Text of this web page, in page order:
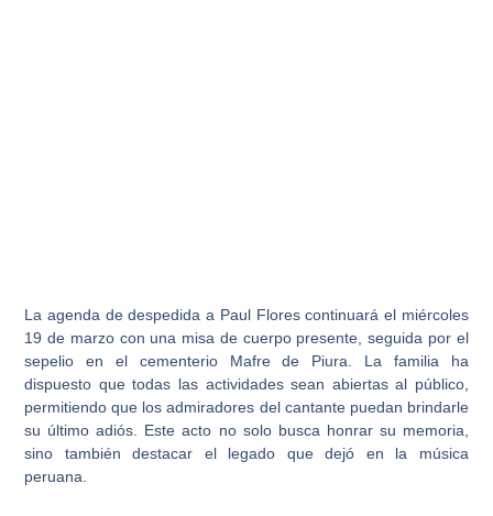
La agenda de despedida a Paul Flores continuará el miércoles
19 de marzo con una misa de cuerpo presente, seguida por el
sepelio en el cementerio Mafre de Piura. La familia ha
dispuesto que todas las actividades sean abiertas al público,
permitiendo que los admiradores del cantante puedan brindarle
su último adiós. Este acto no solo busca honrar su memoria,
sino también destacar el legado que dejó en la música
peruana.